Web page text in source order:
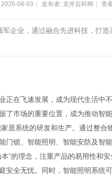
2026-06-03 发布者: 龙井百科网 查
企业，通过融合先进科技，打
正在飞速发展，成为现代生活中
了市场的重要位置，成为推动智
居系统的研发和生产。通过整
门锁、智能照明、智能安防及智
”的理念，注重产品的易用性和
安全无忧。同时，智能照明系统